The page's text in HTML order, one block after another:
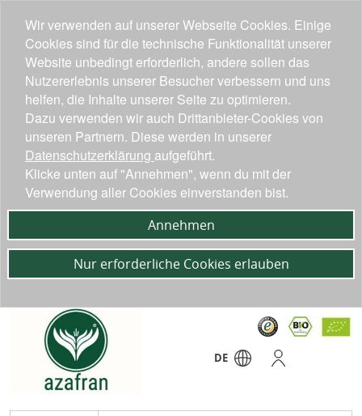
DE
Wir verwenden auf unserer Webseite Cookies. Einige
Cookies sind für die technische Funktionalität unserer
Website unbedingt erforderlich, andere sollen das
Nutzererlebnis unserer Besucher verbessern und uns
helfen, die Inhalte unserer Seite zu optimieren.
Dazu verwenden wir auch Drittanbieter-Cookies von
unseren Partnern. Diese werden in unserer
Datenschutzerklärung aufgeführt.
Klicke unten auf "Annehmen", wenn du mit der
Verwendung aller Cookies einverstanden bist.
Annehmen
Nur erforderliche Cookies erlauben